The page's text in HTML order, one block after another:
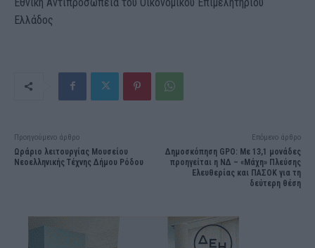
Ελλάδος
Προηγούμενο άρθρο
Ωράριο λειτουργίας Μουσείου
Νεοελληνικής Τέχνης Δήμου Ρόδου
Επόμενο άρθρο
Δημοσκόπηση GPO: Με 13,1 μονάδες
προηγείται η ΝΔ – «Μάχη» Πλεύσης
Ελευθερίας και ΠΑΣΟΚ για τη
δεύτερη θέση